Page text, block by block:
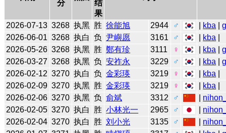
分
结
果
2026-07-13 3268 执黑 胜 徐能旭 2944 ♂ kba |
2026-06-01 3268 执白 负 尹嶼愿 3161 ♂ kba
2026-05-26 3268 执黑 胜 鄭有珍 3111 ♀ kba |
2026-03-27 3268 执黑 负 安祚永 3229 ♂ kba |
2026-02-12 3270 执白 负 金彩瑛 3219 ♀ kba
2026-02-09 3270 执黑 胜 金彩瑛 3219 ♀ kba
2026-02-06 3270 执黑 负 俞斌 3312 ♂
2026-02-05 3270 执白 胜 小林光一 2965 ♂
2026-02-04 3270 执白 胜 刘小光 3135 ♂